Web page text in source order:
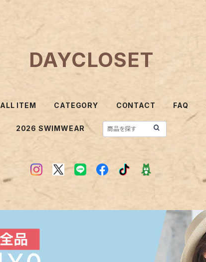
DAYCLOSET
ALL ITEM CATEGORY CONTACT FAQ
2026 SWIMWEAR